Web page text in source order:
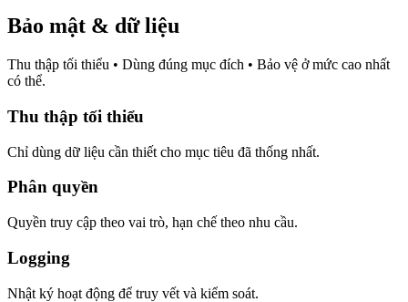
Bảo mật & dữ liệu
Thu thập tối thiểu • Dùng đúng mục đích • Bảo vệ ở mức cao nhất
có thể.
Thu thập tối thiểu
Chỉ dùng dữ liệu cần thiết cho mục tiêu đã thống nhất.
Phân quyền
Quyền truy cập theo vai trò, hạn chế theo nhu cầu.
Logging
Nhật ký hoạt động để truy vết và kiểm soát.